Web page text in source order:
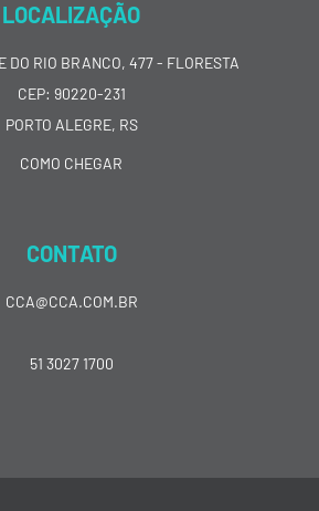
LOCALIZAÇÃO
DO RIO BRANCO, 477 - FLORESTA
CEP: 90220-231
PORTO ALEGRE, RS
COMO CHEGAR
CONTATO
CCA@CCA.COM.BR
51 3027 1700